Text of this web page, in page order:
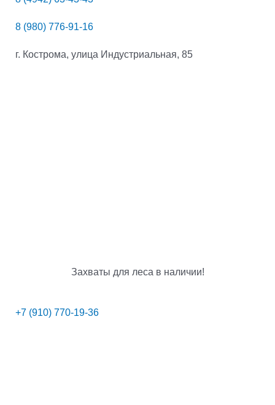
8 (980) 776-91-16
г. Кострома, улица Индустриальная, 85
Захваты для леса в наличии!
+7 (910) 770-19-36